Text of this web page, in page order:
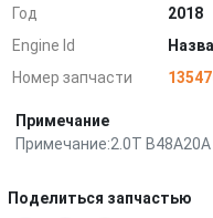
Год
2018
Engine Id
Номер запчасти
Примечание
Примечание:2.0T B48A20A
Поделиться запчастью